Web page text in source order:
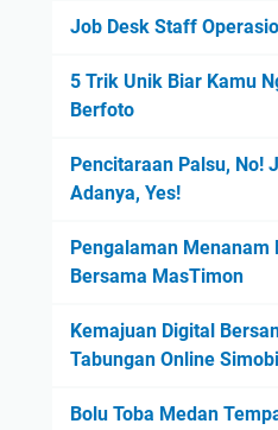
Job Desk Staff
5 Trik Unik Biar Kamu
Berfoto
Pencitaraan Palsu, No!
Adanya, Yes!
Pengalaman Menanam
Bersama MasTimon
Kemajuan Digital
Tabungan Online
Bolu Toba Medan